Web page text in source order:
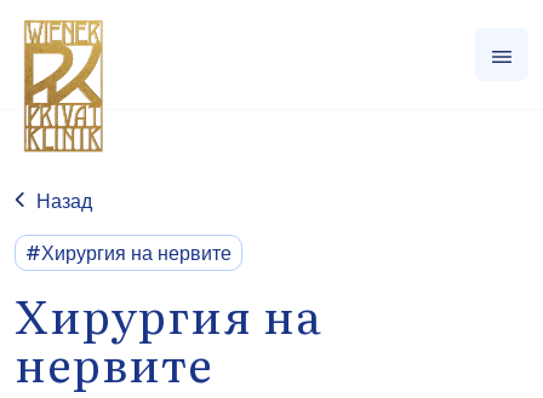
Назад
#Хирургия на нервите
Хирургия на
нервите